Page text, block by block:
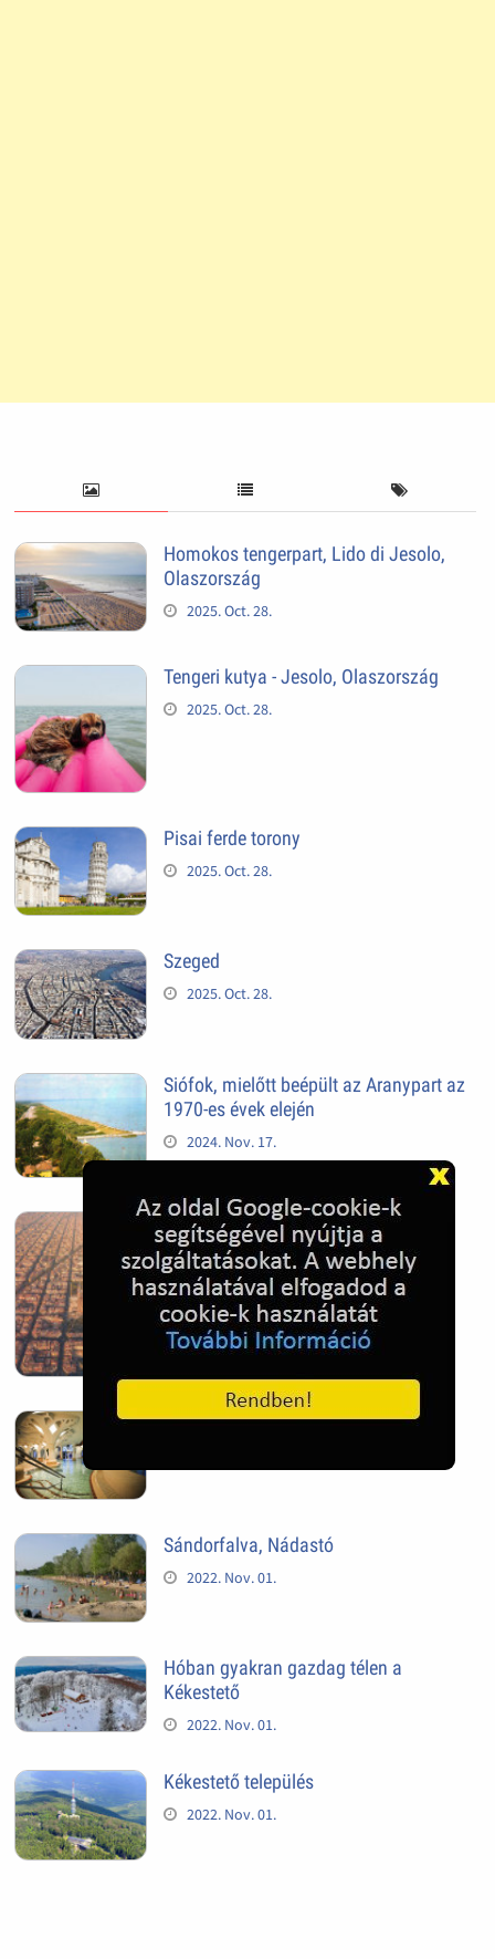
Homokos tengerpart, Lido di Jesolo,
Olaszország
2025. Oct. 28.
Tengeri kutya - Jesolo, Olaszország
2025. Oct. 28.
Pisai ferde torony
2025. Oct. 28.
Szeged
2025. Oct. 28.
Siófok, mielőtt beépült az Aranypart az
1970-es évek elején
2024. Nov. 17.
Barcelona, Spanyolország
2022. Dec. 04.
Hagymatikum | Makó fürdő
Sándorfalva, Nádastó
2022. Nov. 01.
Hóban gyakran gazdag télen a
Kékestető
2022. Nov. 01.
Kékestető település
2022. Nov. 01.